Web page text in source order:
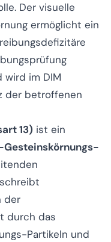
Der visuelle
ermöglicht ein
wird im DIM
der betroffenen
13) ist ein
der
durch das
Partikeln und